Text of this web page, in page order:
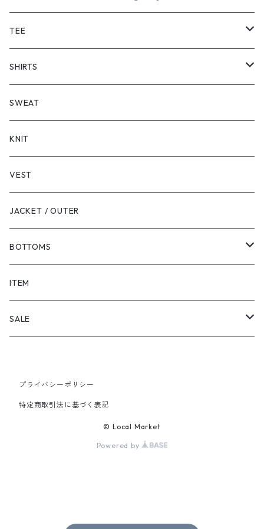
TEE
SHORT SLEEVE
LONG SLEEVE
SHIRTS
SHORT SLEEVE
LONG SLEEVE
SWEAT
KNIT
VEST
JACKET / OUTER
BOTTOMS
SHORTS
PANTS
ITEM
SALE
PANTS
プライバシーポリシー
特定商取引法に基づく表記
© Local Market
Powered by